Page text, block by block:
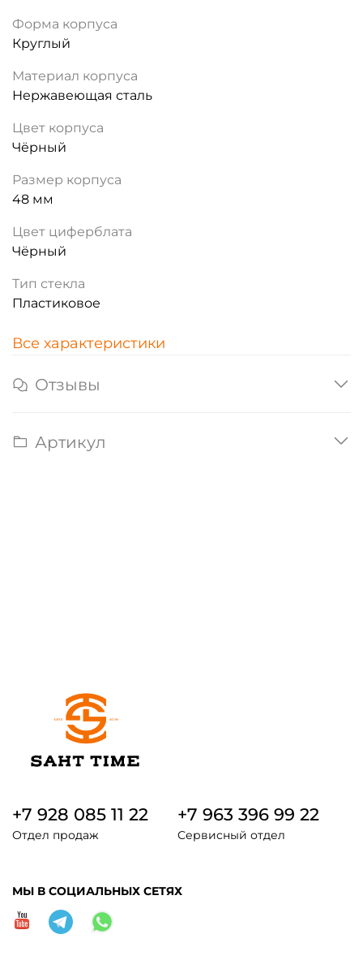
Форма корпуса
Круглый
Материал корпуса
Нержавеющая сталь
Цвет корпуса
Чёрный
Размер корпуса
48 мм
Цвет циферблата
Чёрный
Тип стекла
Пластиковое
Все характеристики
Отзывы
Артикул
+7 928 085 11 22
Отдел продаж
+7 963 396 99 22
Сервисный отдел
МЫ В СОЦИАЛЬНЫХ СЕТЯХ